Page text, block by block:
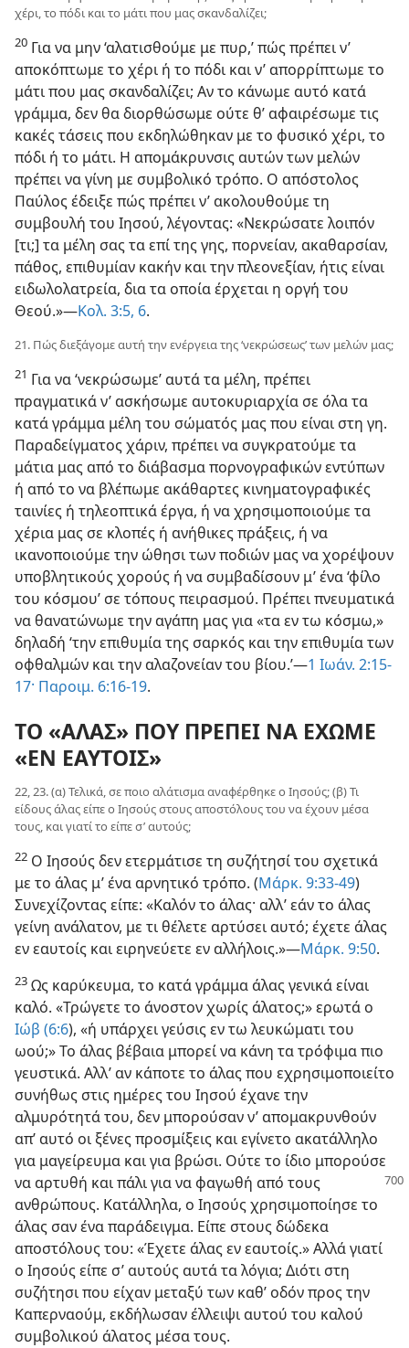
χέρι, το πόδι και το μάτι που μας σκανδαλίζει;
20 Για να μην ‘αλατισθούμε με πυρ,’ πώς πρέπει ν’
αποκόπτωμε το χέρι ή το πόδι και ν’ απορρίπτωμε το
μάτι που μας σκανδαλίζει; Αν το κάνωμε αυτό κατά
γράμμα, δεν θα διορθώσωμε ούτε θ’ αφαιρέσωμε τις
κακές τάσεις που εκδηλώθηκαν με το φυσικό χέρι, το
πόδι ή το μάτι. Η απομάκρυνσις αυτών των μελών
πρέπει να γίνη με συμβολικό τρόπο. Ο απόστολος
Παύλος έδειξε πώς πρέπει ν’ ακολουθούμε τη
συμβουλή του Ιησού, λέγοντας: «Νεκρώσατε λοιπόν
[τι;] τα μέλη σας τα επί της γης, πορνείαν, ακαθαρσίαν,
πάθος, επιθυμίαν κακήν και την πλεονεξίαν, ήτις είναι
ειδωλολατρεία, δια τα οποία έρχεται η οργή του
Θεού.»—Κολ. 3:5, 6.
21. Πώς διεξάγομε αυτή την ενέργεια της ‘νεκρώσεως’ των μελών μας;
21 Για να ‘νεκρώσωμε’ αυτά τα μέλη, πρέπει
πραγματικά ν’ ασκήσωμε αυτοκυριαρχία σε όλα τα
κατά γράμμα μέλη του σώματός μας που είναι στη γη.
Παραδείγματος χάριν, πρέπει να συγκρατούμε τα
μάτια μας από το διάβασμα πορνογραφικών εντύπων
ή από το να βλέπωμε ακάθαρτες κινηματογραφικές
ταινίες ή τηλεοπτικά έργα, ή να χρησιμοποιούμε τα
χέρια μας σε κλοπές ή ανήθικες πράξεις, ή να
ικανοποιούμε την ώθησι των ποδιών μας να χορέψουν
υποβλητικούς χορούς ή να συμβαδίσουν μ’ ένα ‘φίλο
του κόσμου’ σε τόπους πειρασμού. Πρέπει πνευματικά
να θανατώνωμε την αγάπη μας για «τα εν τω κόσμω,»
δηλαδή ‘την επιθυμία της σαρκός και την επιθυμία των
οφθαλμών και την αλαζονείαν του βίου.’—1 Ιωάν. 2:15-
17· Παροιμ. 6:16-19.
ΤΟ «ΑΛΑΣ» ΠΟΥ ΠΡΕΠΕΙ ΝΑ ΕΧΩΜΕ
«ΕΝ ΕΑΥΤΟΙΣ»
22, 23. (α) Τελικά, σε ποιο αλάτισμα αναφέρθηκε ο Ιησούς; (β) Τι
είδους άλας είπε ο Ιησούς στους αποστόλους του να έχουν μέσα
τους, και γιατί το είπε σ’ αυτούς;
22 Ο Ιησούς δεν ετερμάτισε τη συζήτησί του σχετικά
με το άλας μ’ ένα αρνητικό τρόπο. (Μάρκ. 9:33-49)
Συνεχίζοντας είπε: «Καλόν το άλας· αλλ’ εάν το άλας
γείνη ανάλατον, με τι θέλετε αρτύσει αυτό; έχετε άλας
εν εαυτοίς και ειρηνεύετε εν αλλήλοις.»—Μάρκ. 9:50.
23 Ως καρύκευμα, το κατά γράμμα άλας γενικά είναι
καλό. «Τρώγετε το άνοστον χωρίς άλατος;» ερωτά ο
Ιώβ (6:6), «ή υπάρχει γεύσις εν τω λευκώματι του
ωού;» Το άλας βέβαια μπορεί να κάνη τα τρόφιμα πιο
γευστικά. Αλλ’ αν κάποτε το άλας που εχρησιμοποιείτο
συνήθως στις ημέρες του Ιησού έχανε την
αλμυρότητά του, δεν μπορούσαν ν’ απομακρυνθούν
απ’ αυτό οι ξένες προσμίξεις και εγίνετο ακατάλληλο
για μαγείρευμα και για βρώσι. Ούτε το ίδιο μπορούσε
να αρτυθή και πάλι για να φαγωθή από τους
ανθρώπους. Κατάλληλα, ο Ιησούς χρησιμοποίησε το
άλας σαν ένα παράδειγμα. Είπε στους δώδεκα
αποστόλους του: «Έχετε άλας εν εαυτοίς.» Αλλά γιατί
ο Ιησούς είπε σ’ αυτούς αυτά τα λόγια; Διότι στη
συζήτησι που είχαν μεταξύ των καθ’ οδόν προς την
Καπερναούμ, εκδήλωσαν έλλειψι αυτού του καλού
συμβολικού άλατος μέσα τους.